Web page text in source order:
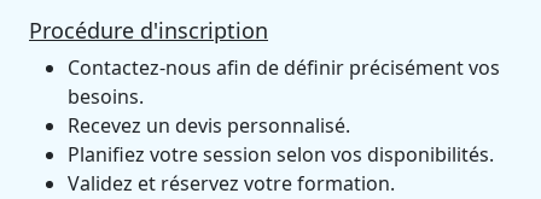
Procédure d'inscription
Contactez-nous afin de définir précisément vos
besoins.
Recevez un devis personnalisé.
Planifiez votre session selon vos disponibilités.
Validez et réservez votre formation.